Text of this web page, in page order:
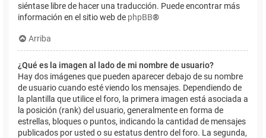
siéntase libre de hacer una traducción. Puede encontrar más
información en el sitio web de phpBB®
Arriba
¿Qué es la imagen al lado de mi nombre de usuario?
Hay dos imágenes que pueden aparecer debajo de su nombre
de usuario cuando esté viendo los mensajes. Dependiendo de
la plantilla que utilice el foro, la primera imagen está asociada a
la posición (rank) del usuario, generalmente en forma de
estrellas, bloques o puntos, indicando la cantidad de mensajes
publicados por usted o su estatus dentro del foro. La segunda,